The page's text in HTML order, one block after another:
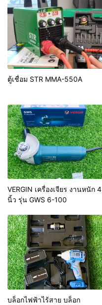
ตู้เชื่อม STR MMA-550A
VERGIN เครื่องเจียร งานหนัก 4
นิ้ว รุ่น GWS 6-100
บล็อกไฟฟ้าไร้สาย บล็อก